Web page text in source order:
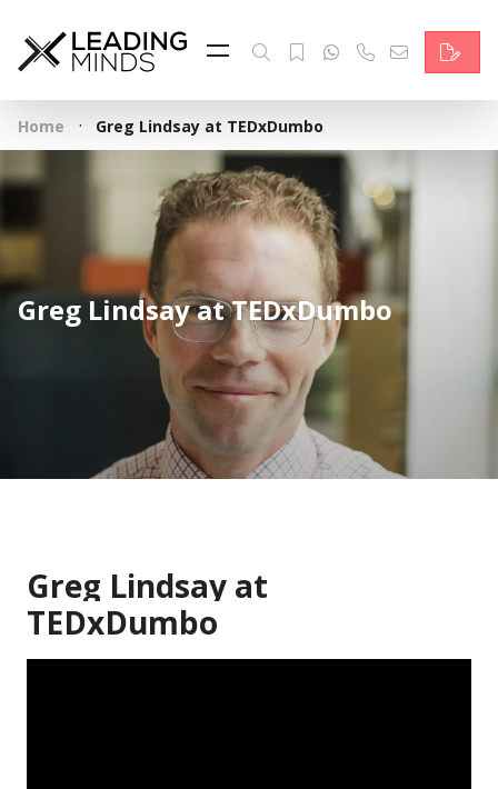
Feed & News
Reading Minds
Themen
Services
Wer wir sind
Kontakt
English
Home · Greg Lindsay at TEDxDumbo
Greg Lindsay at TEDxDumbo
Greg Lindsay at
TEDxDumbo